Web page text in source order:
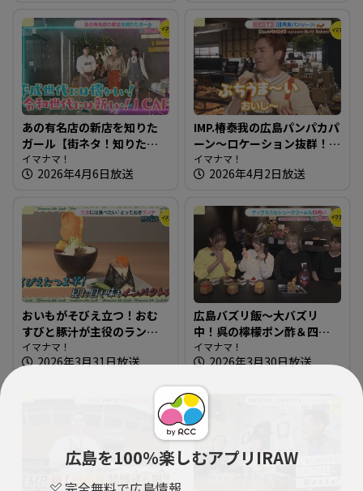
広島を100％楽しむアプリIRAW
あの有名店の新店を知りた
ガール【街ネタ！知りたガ
ール】
イマナマ！
2026年4月6日放送
IMP.椿泰我の広島パンパカパ
ーン～ロケーション抜群！
観光客も集まる人気スポッ
トのパン屋さん
イマナマ！
2026年4月2日放送
おいもがそびえ立つ！おむ
すびと豚汁が主役のランチ
～おむすびと豚汁 nae【た
まにはそとランチ】
イマナマ！
2026年3月31日放送
広島バズリ飯～大バズリ
中！呉の檸檬ポン酢＆四角
いスイーツ【街ネタ！知り
たガール】
イマナマ！
2026年3月30日放送